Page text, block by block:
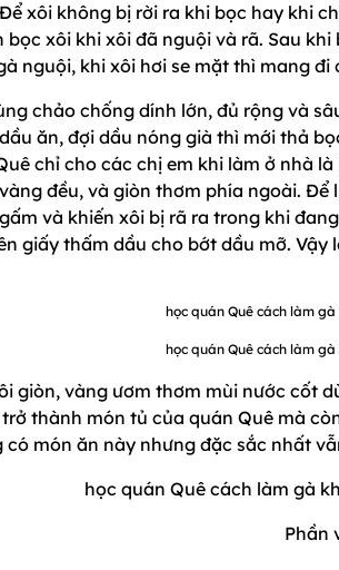
xôi không bị rời ra khi bọc hay khi
bọc xôi khi xôi đã nguội và rã. Sau
nguội, khi xôi hơi se mặt thì mang đi
chảo chống dính lớn, đủ rộng và
ăn, đợi dầu nóng già thì mới thả
chỉ cho các chị em khi làm ở nhà
đều, và giòn thơm phía ngoài.
và khiến xôi bị rã ra trong khi
giấy thấm dầu cho bớt dầu mỡ.
giòn, vàng ươm thơm mùi nước cốt
thành món tủ của quán Quê mà
có món ăn này nhưng đặc sắc nhất
Phần